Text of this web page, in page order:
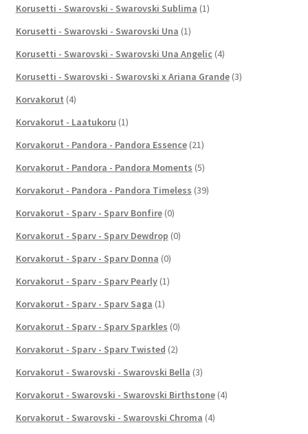
Korusetti - Swarovski - Swarovski Sublima (1)
Korusetti - Swarovski - Swarovski Una (1)
Korusetti - Swarovski - Swarovski Una Angelic (4)
Korusetti - Swarovski - Swarovski x Ariana Grande (3)
Korvakorut (4)
Korvakorut - Laatukoru (1)
Korvakorut - Pandora - Pandora Essence (21)
Korvakorut - Pandora - Pandora Moments (5)
Korvakorut - Pandora - Pandora Timeless (39)
Korvakorut - Sparv - Sparv Bonfire (0)
Korvakorut - Sparv - Sparv Dewdrop (0)
Korvakorut - Sparv - Sparv Donna (0)
Korvakorut - Sparv - Sparv Pearly (1)
Korvakorut - Sparv - Sparv Saga (1)
Korvakorut - Sparv - Sparv Sparkles (0)
Korvakorut - Sparv - Sparv Twisted (2)
Korvakorut - Swarovski - Swarovski Bella (3)
Korvakorut - Swarovski - Swarovski Birthstone (4)
Korvakorut - Swarovski - Swarovski Chroma (4)